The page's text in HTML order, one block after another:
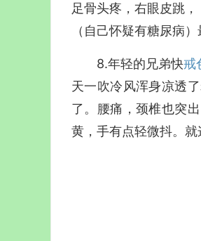
足骨头疼，右眼皮跳，
（自己怀疑有糖尿病
8.年轻的兄弟快戒
天一吹冷风浑身凉透
了。腰痛，颈椎也突
黄，手有点轻微抖。